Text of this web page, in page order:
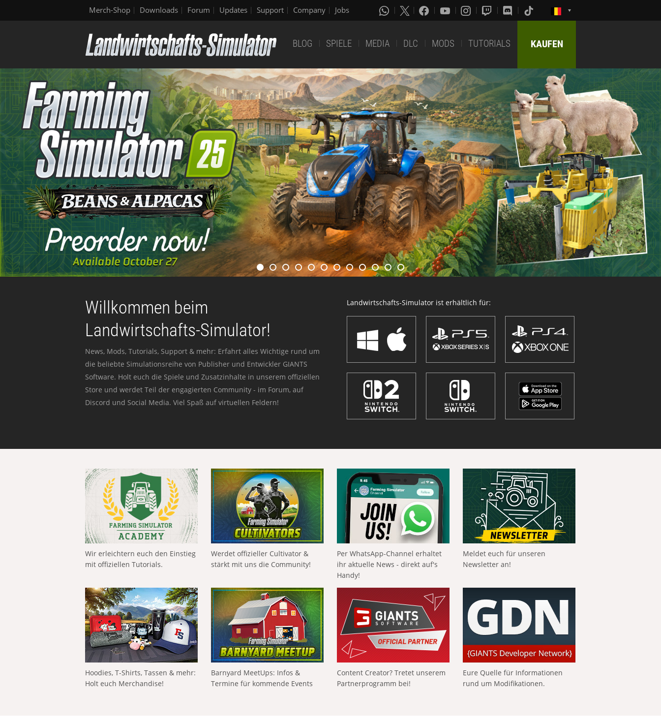
Merch-Shop Downloads Forum Updates Support Company Jobs
BLOG SPIELE MEDIA DLC MODS TUTORIALS KAUFEN
Willkommen beim
Landwirtschafts-Simulator!
News, Mods, Tutorials, Support & mehr: Erfahrt alles Wichtige rund um
die beliebte Simulationsreihe von Publisher und Entwickler GIANTS
Software. Holt euch die Spiele und Zusatzinhalte in unserem offiziellen
Store und werdet Teil der engagierten Community - im Forum, auf
Discord und Social Media. Viel Spaß auf virtuellen Feldern!
Landwirtschafts-Simulator ist erhältlich für:
Wir erleichtern euch den Einstieg
mit offiziellen Tutorials.
Werdet offizieller Cultivator &
stärkt mit uns die Community!
Per WhatsApp-Channel erhaltet
ihr aktuelle News - direkt auf's
Handy!
Meldet euch für unseren
Newsletter an!
Hoodies, T-Shirts, Tassen & mehr:
Holt euch Merchandise!
Barnyard MeetUps: Infos &
Termine für kommende Events
Content Creator? Tretet unserem
Partnerprogramm bei!
Eure Quelle für Informationen
rund um Modifikationen.